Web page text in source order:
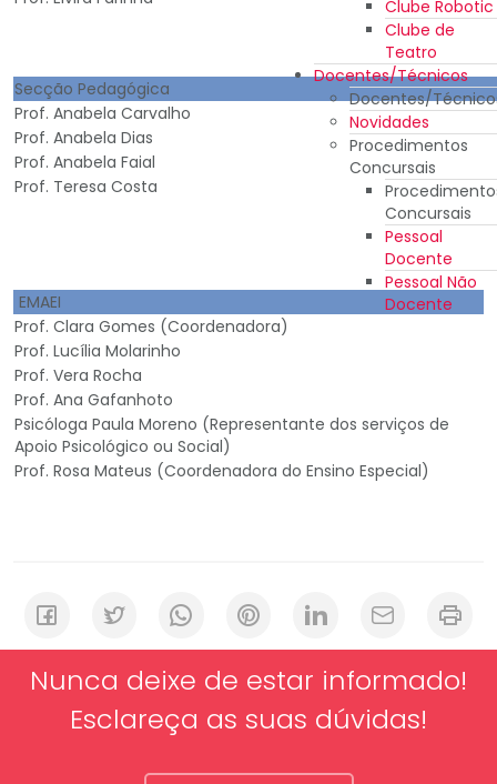
Clube Robotic
Clube de
Teatro
Docentes/Técnicos
Docentes/
Novidades
Procedimentos
Concursais
Concursais
Pessoal
Docente
Pessoal Não
Docente
Secção Pedagógica
Prof. Anabela Carvalho
Prof. Anabela Dias
Prof. Anabela Faial
Prof. Teresa Costa
EMAEI
Prof. Clara Gomes (Coordenadora)
Prof. Lucília Molarinho
Prof. Vera Rocha
Prof. Ana Gafanhoto
Psicóloga Paula Moreno (Representante dos serviços de
Apoio Psicológico ou Social)
Prof. Rosa Mateus (Coordenadora do Ensino Especial)
Nunca deixe de estar informado!
Esclareça as suas dúvidas!